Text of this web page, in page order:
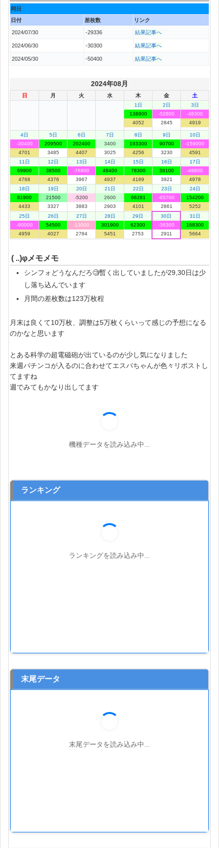
同日
日付
差枚数 リンク
2024/07/30 -29336 結果記事へ
2024/06/30 -30300 結果記事へ
2024/05/30 -50400 結果記事へ
2024年08月
日 月 火 水 木 金 土
1日
138800
4052
2日
-52800
2845
3日
-48300
4919
4日
-30400
4701
5日
209500
3485
6日
202400
4407
7日
3400
3025
8日
193300
4256
9日
90700
3230
10日
-159000
4591
11日
69900
4768
12日
38500
4376
13日
-76900
3967
14日
48400
4937
15日
78300
4189
16日
38100
3921
17日
-48800
4978
18日
81900
4433
19日
21500
3327
20日
-5200
3883
21日
2600
2903
22日
66281
4101
23日
-65700
2861
24日
154200
5252
25日
-90000
4959
26日
54500
4027
27日
-13000
2784
28日
301900
5451
29日
62300
2753
30日
-36300
2911
31日
168300
5664
( ..)φメモメモ
シンフォどうなんだろ🧐暫く出していましたが29,30日は少
し落ち込んでいます
月間の差枚数は123万枚程
月末は良くて10万枚、調整は5万枚くらいって感じの予想になる
のかなと思います
とある科学の超電磁砲が出ているのが少し気になりました
来週パチンコが入るのに合わせてエスパちゃんが色々リポストし
てますね
週でみてもかなり出してます
機種データを読み込み中...
ランキング
ランキングを読み込み中...
末尾データ
末尾データを読み込み中...